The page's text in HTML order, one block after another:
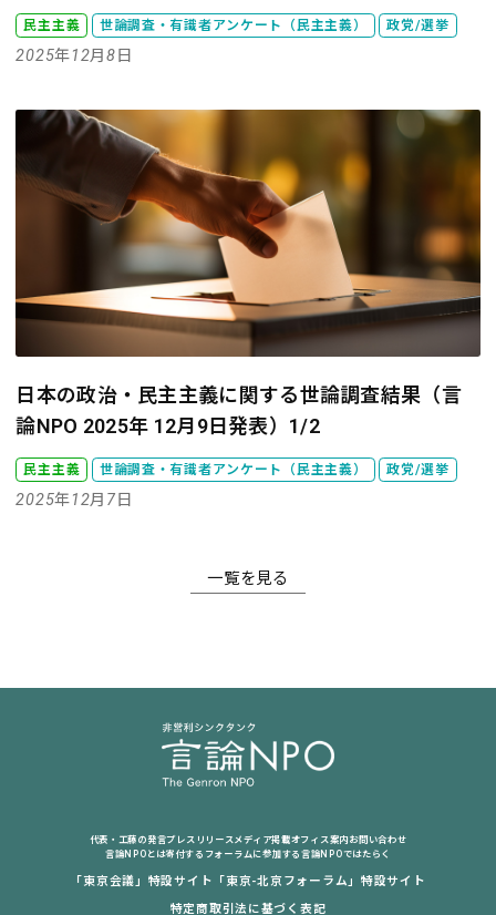
民主主義 世論調査・有識者アンケート（民主主義） 政党/選挙
2025年12月8日
日本の政治・民主主義に関する世論調査結果（言
論NPO 2025年 12月9日発表）1/2
民主主義 世論調査・有識者アンケート（民主主義） 政党/選挙
2025年12月7日
一覧を見る
代表・工藤の発言プレスリリースメディア掲載オフィス案内 お問い合わせ
言論NPOとは寄付する フォーラムに参加する 言論NPOではたらく
「東京会議」特設サイト
「東京-北京フォーラム」特設サイト
特定商取引法に基づく表記